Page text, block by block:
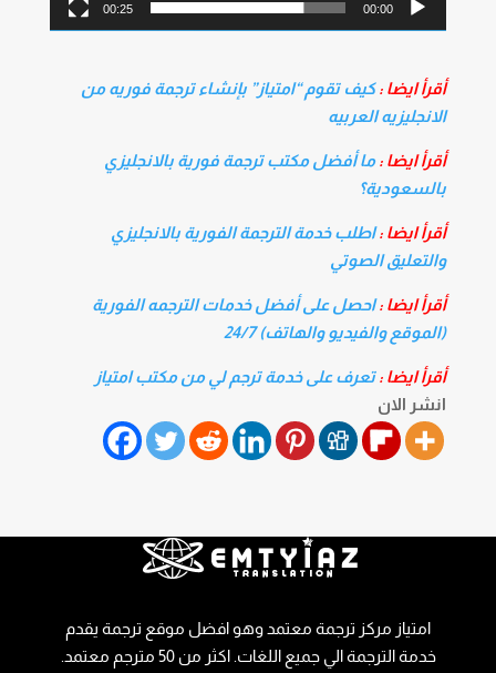
00:00
00:25
أقرأ ايضا :كيف تقوم “امتياز” بإنشاء ترجمة فوريه من
الانجليزيه العربيه
أقرأ ايضا :ما أفضل مكتب ترجمة فورية بالانجليزي
بالسعودية؟
أقرأ ايضا :اطلب خدمة الترجمة الفورية بالانجليزي
والتعليق الصوتي
أقرأ ايضا :احصل على أفضل خدمات الترجمه الفورية
(الموقع والفيديو والهاتف) 24/7
أقرأ ايضا :تعرف على خدمة ترجم لي من مكتب امتياز
انشر الان
امتياز مركز ترجمة معتمد وهو افضل موقع ترجمة يقدم
خدمة الترجمة الي جميع اللغات. اكثر من 50 مترجم معتمد.